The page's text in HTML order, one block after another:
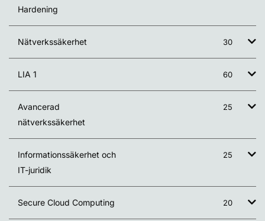
Hardening
Nätverkssäkerhet 30
LIA 1 60
Avancerad
nätverkssäkerhet
25
Informationssäkerhet och
IT-juridik
25
Secure Cloud Computing 20